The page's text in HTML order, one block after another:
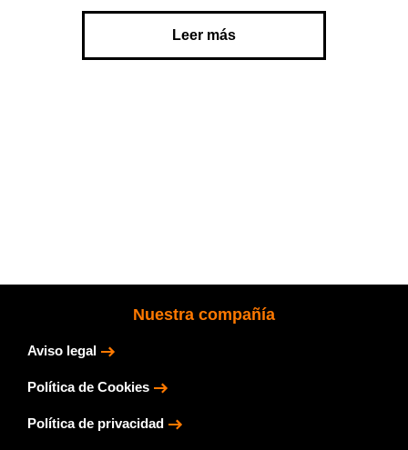
Leer más
Nuestra compañía
Aviso legal
Política de Cookies
Política de privacidad